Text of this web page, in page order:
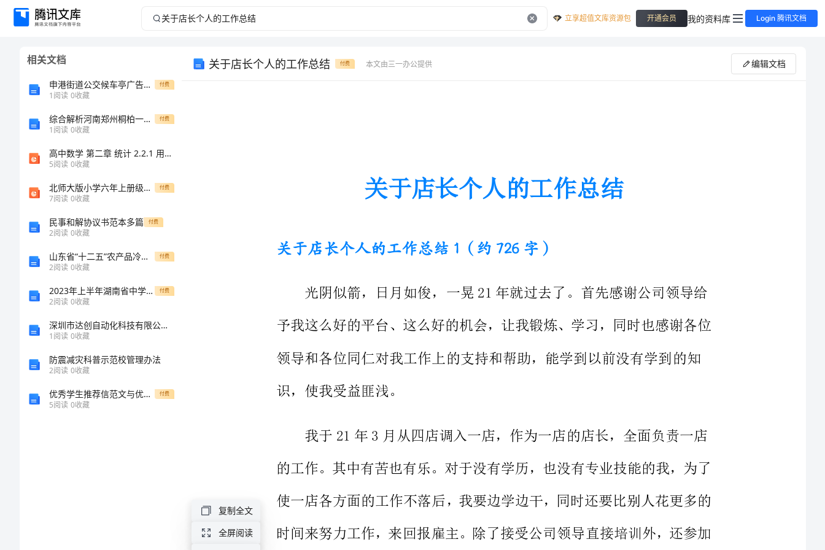
关
立享超值文库资源包 开通会员 我的资料库 Login 腾讯文档
相关文档
申港街道公交候车亭广告投放管理办法（暂行）文件 付费
1阅读 0收藏
综合解析河南郑州桐柏一中物理八年级下册物质的物理属性专项训练试题 付费
1阅读 0收藏
高中数学 第二章 统计 2.2.1 用样本的频率分布估计总体分布课件 新人教版必修3
5阅读 0收藏
北师大版小学六年上册级数学说教材 付费
7阅读 0收藏
民事和解协议书范本多篇 付费
2阅读 0收藏
山东省“十二五”农产品冷链物流发展规划 付费
2阅读 0收藏
2023年上半年湖南省中学教师资格考试体育知识复习资料模拟试题 付费
2阅读 0收藏
深圳市达创自动化科技有限公司介绍企业发展分析报告
1阅读 0收藏
防震减灾科普示范校管理办法
2阅读 0收藏
优秀学生推荐信范文与优秀学生演讲稿合集 付费
5阅读 0收藏
关于店长个人的工作总结 付费 本文由三一办公提供 编辑文档
达的任务外，最重要的是和员工一起学习，沟通心态等方面的问题。让
大家了解我们上班的'目的和公司对我们的要求，所以要大家除了能学
关于店长个人的工作总结1（约726字）
予我这么好的平台、这么好的机会，让我锻炼、学习，同时也感谢各位
的工作。其中有苦也有乐。对于没有学历，也没有专业技能的我，为了
了华师大的教授的培训，所以，只有拼命工作才是我最好的选择。
在这样一个大家庭里，以前没有管理经验，除了给员工灌输公司下
复制全文
全屏阅读